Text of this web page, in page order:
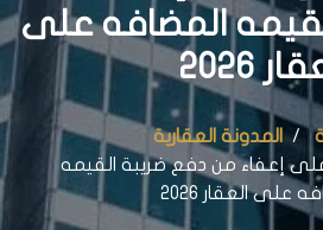
المضافه على
2026
المدونة العقارية
إعفاء من دفع ضريبة القيمه
على العقار 2026